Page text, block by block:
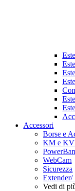
Accessori
Borse e
KM e
WebCam
Sicurezza
Extender/
Vedi di